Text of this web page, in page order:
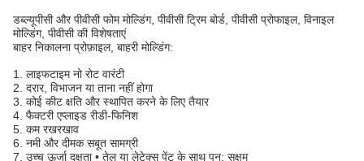
डब्ल्यूपीसी और पीवीसी फोम मोल्डिंग, पीवीसी ट्रिम बोर्ड, पीवीसी प्रोफाइल, विनाइल
मोल्डिंग, पीवीसी की विशेषताएं
बाहर निकालना प्रोफ़ाइल, बाहरी मोल्डिंग:
1. लाइफटाइम नो रोट वारंटी
2. दरार, विभाजन या ताना नहीं होगा
3. कोई कीट क्षति और स्थापित करने के लिए तैयार
4. फैक्टरी एप्लाइड रीडी-फिनिश
5. कम रखरखाव
6. नमी और दीमक सबूत सामग्री
7. उच्च ऊर्जा दक्षता • तेल या लेटेक्स पेंट के साथ पुन: सक्षम